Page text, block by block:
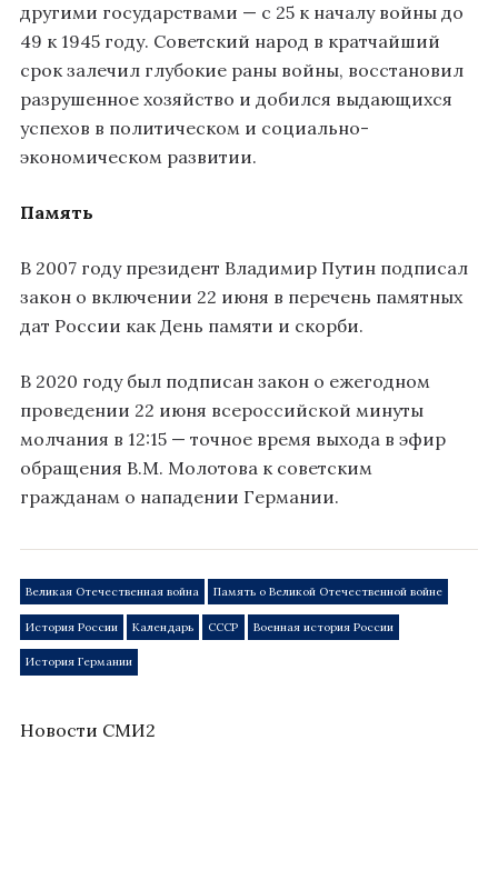
другими государствами — с 25 к началу войны до
49 к 1945 году. Советский народ в кратчайший
срок залечил глубокие раны войны, восстановил
разрушенное хозяйство и добился выдающихся
успехов в политическом и социально-
экономическом развитии.
Память
В 2007 году президент Владимир Путин подписал
закон о включении 22 июня в перечень памятных
дат России как День памяти и скорби.
В 2020 году был подписан закон о ежегодном
проведении 22 июня всероссийской минуты
молчания в 12:15 — точное время выхода в эфир
обращения В.М. Молотова к советским
гражданам о нападении Германии.
Великая Отечественная война Память о Великой Отечественной войне
История России Календарь СССР Военная история России
История Германии
Новости СМИ2